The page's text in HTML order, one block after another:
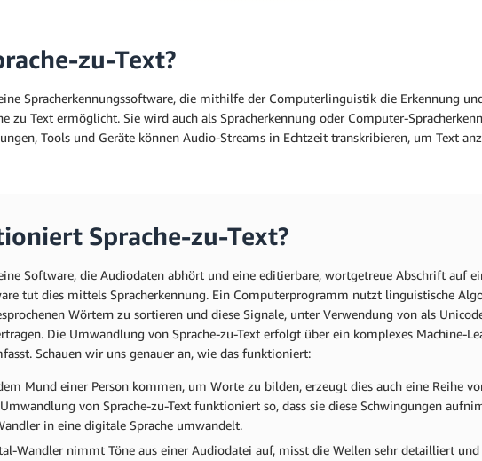
zu-Text?
Spracherkennungssoftware, die mithilfe der Computerlinguistik die Erkennung
zu Text ermöglicht. Sie wird auch als Spracherkennung oder Computer-
Tools und Geräte können Audio-Streams in Echtzeit transkribieren, um Text
Sprache-zu-Text?
Software, die Audiodaten abhört und eine editierbare, wortgetreue Abschrift auf
tut dies mittels Spracherkennung. Ein Computerprogramm nutzt linguistische
Wörtern zu sortieren und diese Signale, unter Verwendung von als
Die Umwandlung von Sprache-zu-Text erfolgt über ein komplexes Machine-
Schauen wir uns genauer an, wie das funktioniert:
Mund einer Person kommen, um Worte zu bilden, erzeugt dies auch eine Reihe
von Sprache-zu-Text funktioniert so, dass sie diese Schwingungen
in eine digitale Sprache umwandelt.
Wandler nimmt Töne aus einer Audiodatei auf, misst die Wellen sehr detailliert